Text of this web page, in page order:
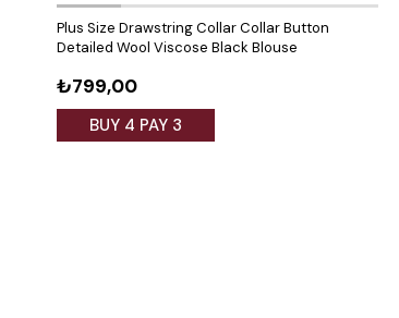
Plus Size Drawstring Collar Collar Button
Detailed Wool Viscose Black Blouse
₺799,00
BUY 4 PAY 3